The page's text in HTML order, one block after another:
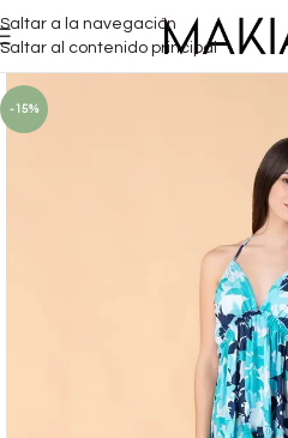
Saltar a la navegación
Saltar al contenido principal
-15%